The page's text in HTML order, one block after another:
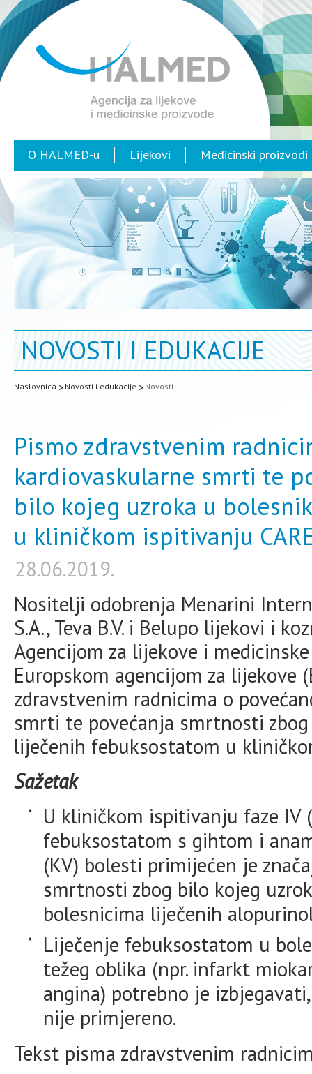
O HALMED-u Lijekovi Medicinski proizvodi
NOVOSTI I EDUKACIJE
Naslovnica Novosti i edukacije Novosti
Pismo zdravstvenim
kardiovaskularne smrti te
bilo kojeg uzroka u
u kliničkom ispitivanju
28.06.2019.
Nositelji odobrenja Menarini
S.A., Teva B.V. i Belupo lijekovi i
Agencijom za lijekove i
Europskom agencijom za lijekove
zdravstvenim radnicima o
smrti te povećanja smrtnosti
liječenih febuksostatom u
Sažetak
U kliničkom ispitivanju faze IV
febuksostatom s gihtom i
(KV) bolesti primijećen je
smrtnosti zbog bilo kojeg
bolesnicima liječenih
Liječenje febuksostatom u
težeg oblika (npr. infarkt
angina) potrebno je
nije primjereno.
Tekst pisma zdravstvenim